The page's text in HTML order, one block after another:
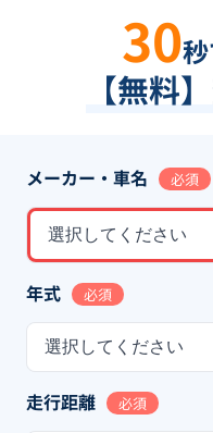
30
【無料
メーカー・車名 必須
選択してください
年式 必須
選択してください
走行距離 必須